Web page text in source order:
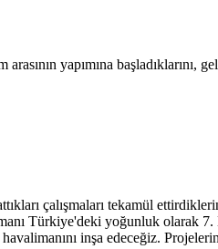
yapımına başladıklarını,
çalışmaları tekamül
Türkiye'deki yoğunluk olarak
inşa edeceğiz.